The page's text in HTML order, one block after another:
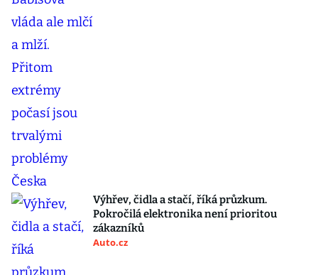
Výhřev, čidla a stačí, říká průzkum.
Pokročilá elektronika není prioritou
zákazníků
Auto.cz